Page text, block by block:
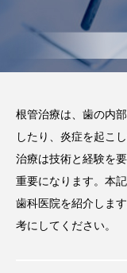
注目のトピ
根管治療は、歯の内
したり、炎症を起こ
治療は技術と経験を
重要になります。本
歯科医院を紹介しま
考にしてください。